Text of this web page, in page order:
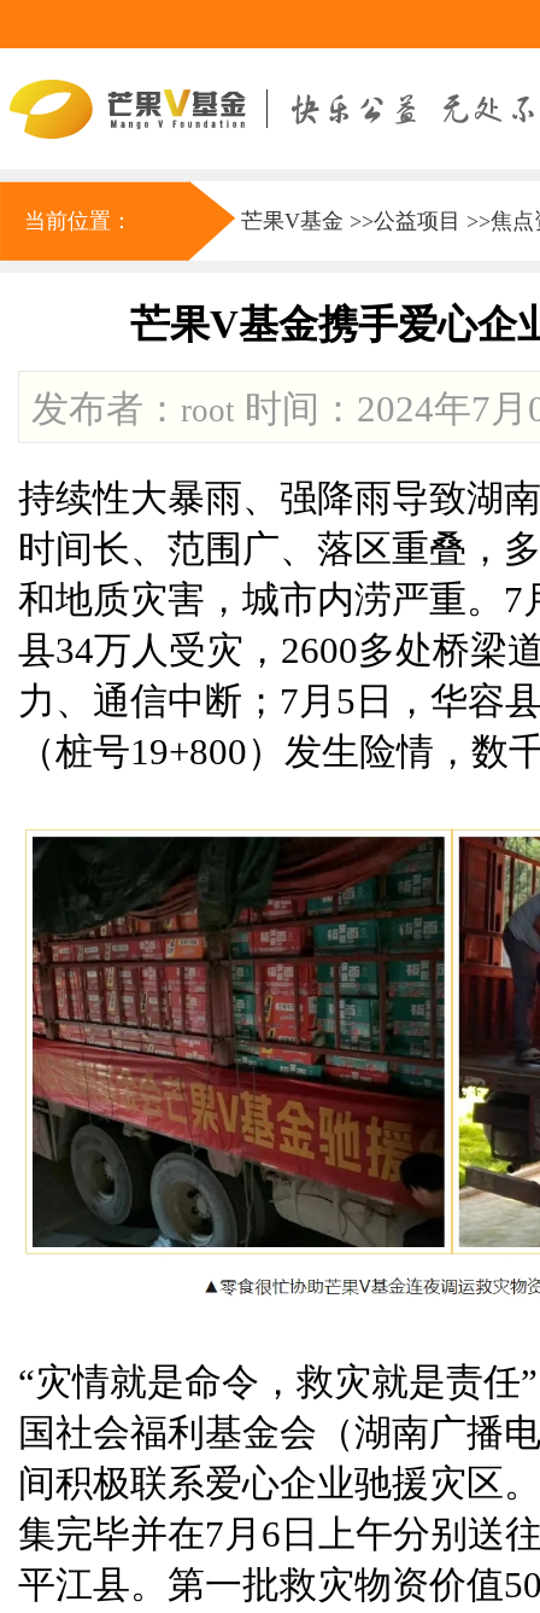
当前位置： 芒果V基金 >>公益项目 >>焦点
芒果V基金携手爱心企
发布者： root 时间：2024年7月
持续性大暴雨、强降雨导致湖
时间长、范围广、落区重叠，
和地质灾害，城市内涝严重。7
县34万人受灾，2600多处桥梁
力、通信中断；7月5日，华容
（桩号19+800）发生险情，数
“灾情就是命令，救灾就是责任
国社会福利基金会（湖南广播
间积极联系爱心企业驰援灾区
集完毕并在7月6日上午分别送
平江县。第一批救灾物资价值